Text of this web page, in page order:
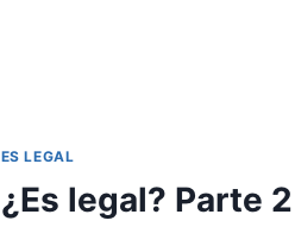
ES LEGAL
¿Es legal? Parte 2